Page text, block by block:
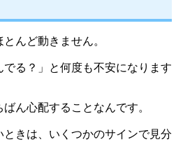
んど動きません。
る？」と何度も不安になります
ん心配することなんです。
きは、いくつかのサインで見分